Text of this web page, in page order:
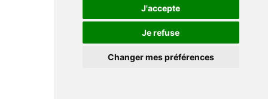
J'accepte
Je refuse
Changer mes préférences